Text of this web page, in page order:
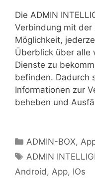
Die ADMIN
Verbindung mit der
Möglichkeit,
Überblick über alle
Dienste zu
befinden. Dadurch
Informationen zur
beheben und
Kategorien
ADMIN-BOX,
Schlagwörter
ADMIN
Android , App, IOs